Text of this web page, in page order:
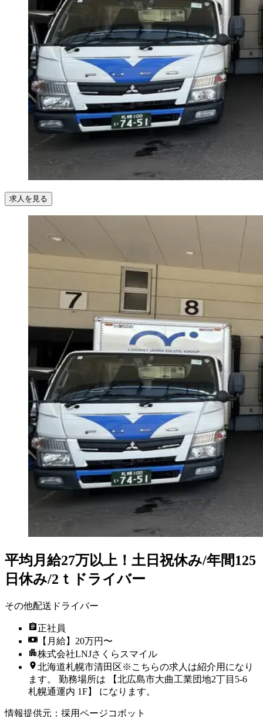
求人を見る
平均月給27万以上！土日祝休み/年間125
日休み/2ｔドライバー
その他配送ドライバー
正社員
【月給】20万円〜
株式会社LNJさくらスマイル
北海道札幌市清田区※こちらの求人は紹介用になり
ます。 勤務場所は 【北広島市大曲工業団地2丁目5-6
札幌通運内 1F】 になります。
情報提供元 ： 採用ページコボット